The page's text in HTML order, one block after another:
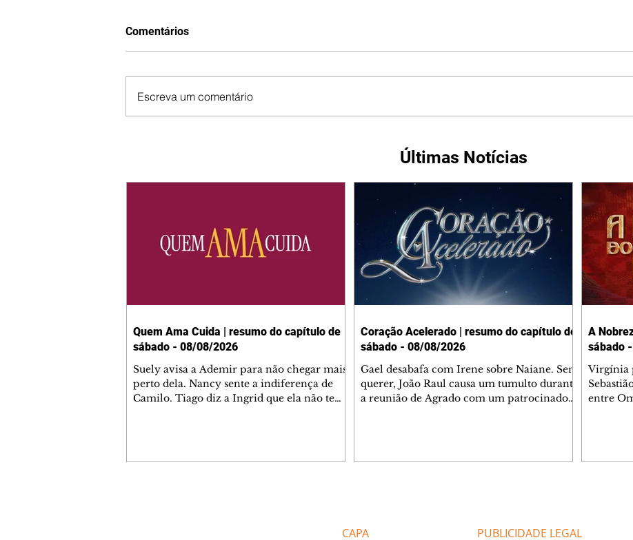
Comentários
Escreva um comentário
Últimas Notícias
Quem Ama Cuida | resumo do capítulo de
sábado - 08/08/2026
Suely avisa a Ademir para não chegar mais
perto dela. Nancy sente a indiferença de
Camilo. Tiago diz a Ingrid que ela não tem
que está feliz trabalhando no restaurante de
Coração Acelerado | resumo do capítulo de
sábado - 08/08/2026
Gael desabafa com Irene sobre Naiane. Sem
querer, João Raul causa um tumulto durante
a reunião de Agrado com um patrocinador.
termina o relacionamento dos dois.
A
sábado
Virgínia
entre
CAPA PUBLICIDADE LEGAL